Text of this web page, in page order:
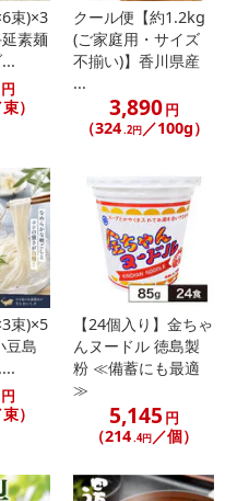
本)
どう糖果糖液糖、発酵調味
豆・小麦を含む) 【たれ】
糖、水あめ)、みりん、魚醤
がら皮の方から弱火で1-2回
せ、オーブントースターで5
。
日数などにより異なります
束)×3
素麺
円
）
クール便【約1.2kg
(ご家庭用・サイズ
不揃い)】香川県産
...
3,890円
（324.2円／100g）
束)×5
豆島
円
）
【24個入り】金ちゃ
んヌードル 徳島製
粉 ≪備蓄にも最適
≫
5,145 円
（214.4円／個）